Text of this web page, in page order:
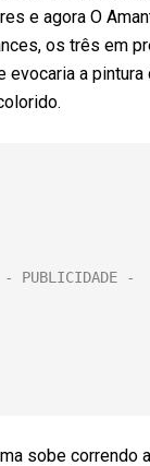
e agora O
os três em
evocaria a pintura
sobe correndo